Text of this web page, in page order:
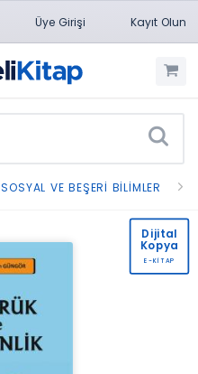
Üye Girişi Kayıt Olun
SOSYAL VE BEŞERI BILIMLER
Dijital
Kopya
E-KİTAP